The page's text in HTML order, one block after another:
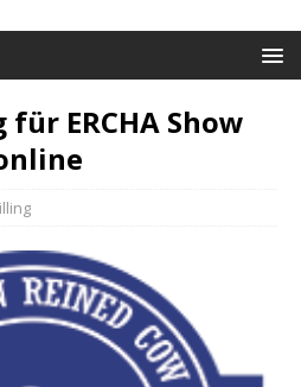
ERCHA Show